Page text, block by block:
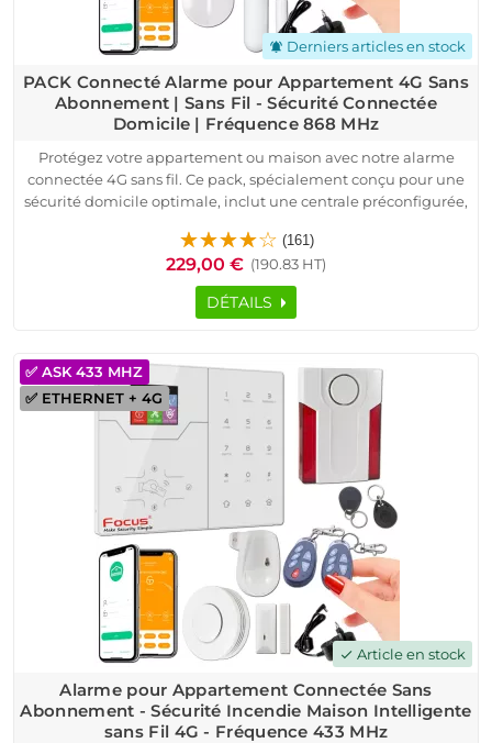
notifications_active Derniers articles en stock
PACK Connecté Alarme pour Appartement 4G Sans
Abonnement | Sans Fil - Sécurité Connectée
Domicile | Fréquence 868 MHz
Protégez votre appartement ou maison avec notre alarme
connectée 4G sans fil. Ce pack, spécialement conçu pour une
sécurité domicile optimale, inclut une centrale préconfigurée,
puissante et des télécommandes pratiques.
Grâce à sa compatibilité avec Android/iOS et son
fonctionnement sans abonnement, il offre une solution
économique et moderne pour surveiller votre logement en
locaux professionnels.
La technologie avancée à fréquence 868 MHz assure une
transmission fiable et sécurisée. De plus, recevez des
notifications instantanées en cas d’intrusion grâce à
l’application mobile. Profitez d’un SAV dédié et d’une
assistance technique disponible pour garantir une expérience
utilisateur fluide. Sécurisez votre domicile dès aujourd’hui
avec une solution alliant efficacité, simplicité et sécurité
connectée.
(161)
229,00 € (190.83 HT)
DÉTAILS
check Article en stock
✅ ETHERNET + 4G
✅ ASK 433 MHZ
Alarme pour Appartement Connectée Sans
Abonnement - Sécurité Incendie Maison Intelligente
sans Fil 4G - Fréquence 433 MHz